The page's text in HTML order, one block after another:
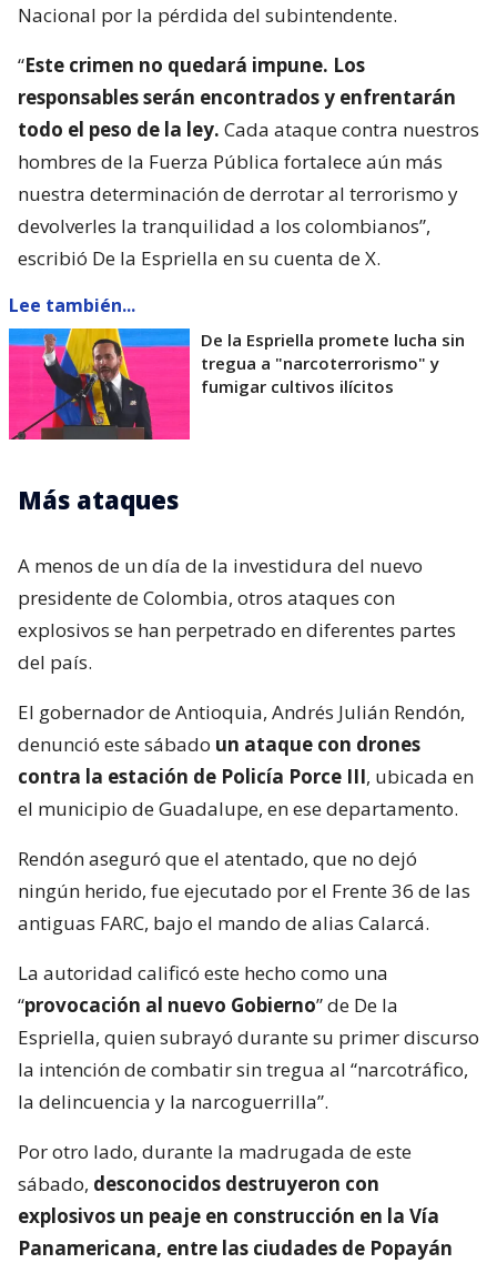
Nacional por la pérdida del subintendente.
“Este crimen no quedará impune. Los
responsables serán encontrados y enfrentarán
todo el peso de la ley. Cada ataque contra nuestros
hombres de la Fuerza Pública fortalece aún más
nuestra determinación de derrotar al terrorismo y
devolverles la tranquilidad a los colombianos”,
escribió De la Espriella en su cuenta de X.
Lee también...
De la Espriella promete lucha sin
tregua a "narcoterrorismo" y
fumigar cultivos ilícitos
Más ataques
A menos de un día de la investidura del nuevo
presidente de Colombia, otros ataques con
explosivos se han perpetrado en diferentes partes
del país.
El gobernador de Antioquia, Andrés Julián Rendón,
denunció este sábado un ataque con drones
contra la estación de Policía Porce III, ubicada en
el municipio de Guadalupe, en ese departamento.
Rendón aseguró que el atentado, que no dejó
ningún herido, fue ejecutado por el Frente 36 de las
antiguas FARC, bajo el mando de alias Calarcá.
La autoridad calificó este hecho como una
“provocación al nuevo Gobierno” de De la
Espriella, quien subrayó durante su primer discurso
la intención de combatir sin tregua al “narcotráfico,
la delincuencia y la narcoguerrilla”.
Por otro lado, durante la madrugada de este
sábado, desconocidos destruyeron con
explosivos un peaje en construcción en la Vía
Panamericana, entre las ciudades de Popayán